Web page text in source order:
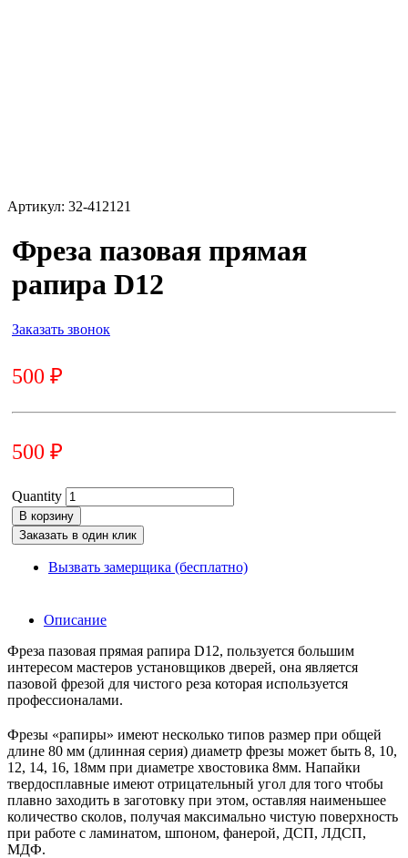
Артикул: 32-412121
Фреза пазовая прямая
рапира D12
Заказать звонок
500 ₽
500 ₽
Quantity
В корзину
Заказать в один клик
Вызвать замерщика (бесплатно)
Описание
Фреза пазовая прямая рапира D12, пользуется большим
интересом мастеров установщиков дверей, она является
пазовой фрезой для чистого реза которая используется
профессионалами.
Фрезы «рапиры» имеют несколько типов размер при общей
длине 80 мм (длинная серия) диаметр фрезы может быть 8, 10,
12, 14, 16, 18мм при диаметре хвостовика 8мм. Напайки
твердосплавные имеют отрицательный угол для того чтобы
плавно заходить в заготовку при этом, оставляя наименьшее
количество сколов, получая максимально чистую поверхность
при работе с ламинатом, шпоном, фанерой, ДСП, ЛДСП,
МДФ.